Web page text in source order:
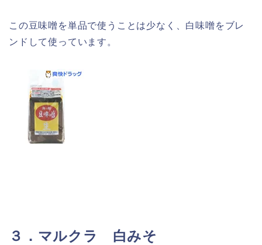
この豆味噌を単品で使うことは少なく、白味噌をブレ
ンドして使っています。
３．マルクラ 白みそ